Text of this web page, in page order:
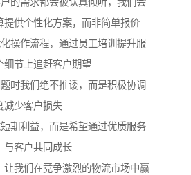
提供个性化方案，而非简单报价
操作流程，通过员工培训提升服
细节上追赶客户期望
时我们绝不推诿，而是积极协调
减少客户损失
期利益，而是希望通过优质服务
与客户共同成长
让我们在竞争激烈的物流市场中赢